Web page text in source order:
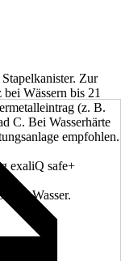
Zur
Wässern bis 21
(z. B.
C. Bei Wasserhärte
empfohlen.
exaliQ safe+
cbm Wasser.